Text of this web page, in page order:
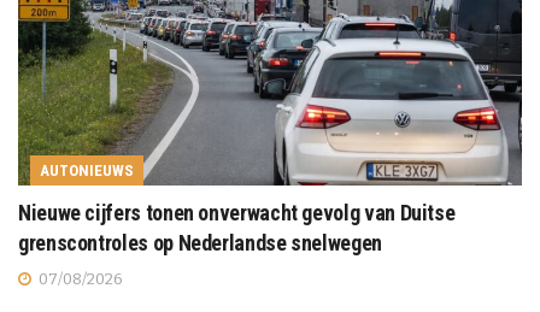
AUTONIEUWS
Nieuwe cijfers tonen onverwacht gevolg van Duitse
grenscontroles op Nederlandse snelwegen
07/08/2026